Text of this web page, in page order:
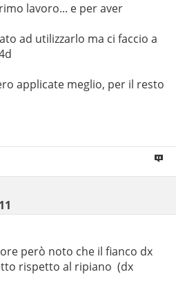
lavoro... e per aver
ad utilizzarlo ma ci faccio a
applicate meglio, per il resto
però noto che il fianco dx
rispetto al ripiano (dx